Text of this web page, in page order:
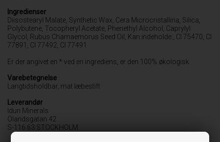
Ingredienser
Diisostearyl Malate, Synthetic Wax, Cera Microcristallina, Silica,
Polybutene, Tocopheryl Acetate, Phenethyl Alcohol, Caprylyl
Glycol, Rubus Chamaemorus Seed Oil, Kan indeholde:, CI 75470, CI
77891, CI 77492, CI 77491
Er der angivet en * ved en ingrediens, er den 100% økologisk
Varebetegnelse
Langtidsholdbar, mat læbestift
Leverandør
Idun Minerals
Ölandsgatan 42
S-116 63 STOCKHOLM